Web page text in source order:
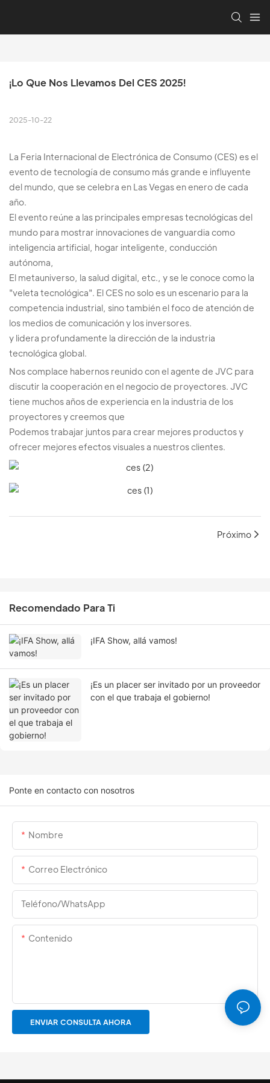
¡Lo Que Nos Llevamos Del CES 2025!
2025-10-22
La Feria Internacional de Electrónica de Consumo (CES) es el
evento de tecnología de consumo más grande e influyente
del mundo, que se celebra en Las Vegas en enero de cada
año.
El evento reúne a las principales empresas tecnológicas del
mundo para mostrar innovaciones de vanguardia como
inteligencia artificial, hogar inteligente, conducción
autónoma,
El metauniverso, la salud digital, etc., y se le conoce como la
"veleta tecnológica". El CES no solo es un escenario para la
competencia industrial, sino también el foco de atención de
los medios de comunicación y los inversores.
y lidera profundamente la dirección de la industria
tecnológica global.
Nos complace habernos reunido con el agente de JVC para
discutir la cooperación en el negocio de proyectores. JVC
tiene muchos años de experiencia en la industria de los
proyectores y creemos que
Podemos trabajar juntos para crear mejores productos y
ofrecer mejores efectos visuales a nuestros clientes.
Próximo
Recomendado Para Ti
¡IFA Show, allá vamos!
¡Es un placer ser invitado por un proveedor
con el que trabaja el gobierno!
Ponte en contacto con nosotros
Nombre
Correo Electrónico
Teléfono/WhatsApp
Contenido
ENVIAR CONSULTA AHORA